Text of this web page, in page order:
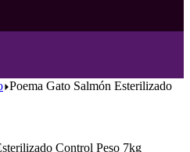
Poema Gato Salmón Esterilizado